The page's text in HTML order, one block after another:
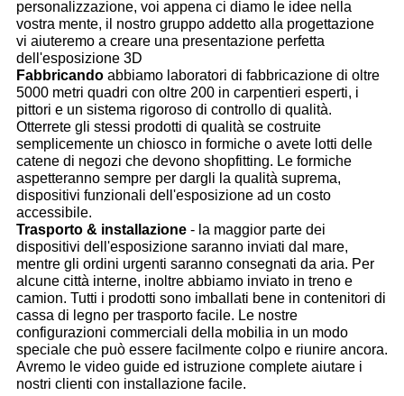
personalizzazione, voi appena ci diamo le idee nella
vostra mente, il nostro gruppo addetto alla progettazione
vi aiuteremo a creare una presentazione perfetta
dell'esposizione 3D
Fabbricandoabbiamo laboratori di fabbricazione di oltre
5000 metri quadri con oltre 200 in carpentieri esperti, i
pittori e un sistema rigoroso di controllo di qualità.
Otterrete gli stessi prodotti di qualità se costruite
semplicemente un chiosco in formiche o avete lotti delle
catene di negozi che devono shopfitting. Le formiche
aspetteranno sempre per dargli la qualità suprema,
dispositivi funzionali dell'esposizione ad un costo
accessibile.
Trasporto & installazione- la maggior parte dei
dispositivi dell'esposizione saranno inviati dal mare,
mentre gli ordini urgenti saranno consegnati da aria. Per
alcune città interne, inoltre abbiamo inviato in treno e
camion. Tutti i prodotti sono imballati bene in contenitori di
cassa di legno per trasporto facile. Le nostre
configurazioni commerciali della mobilia in un modo
speciale che può essere facilmente colpo e riunire ancora.
Avremo le video guide ed istruzione complete aiutare i
nostri clienti con installazione facile.